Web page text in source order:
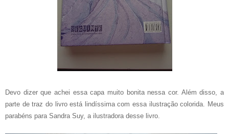
Devo dizer que achei essa capa muito bonita nessa cor. Além disso, a
parte de traz do livro está lindíssima com essa ilustração colorida. Meus
parabéns para Sandra Suy, a ilustradora desse livro.